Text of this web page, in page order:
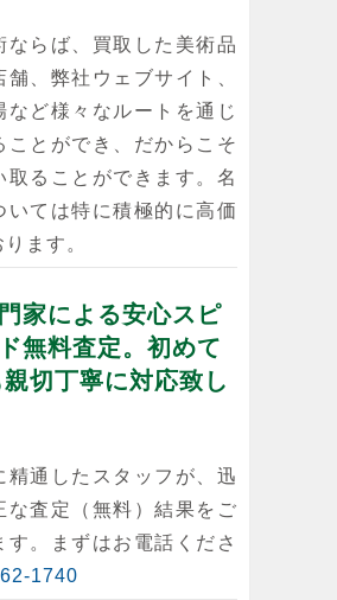
ならば、買取した美術品
舗、弊社ウェブサイト、
など様々なルートを通じ
ことができ、だからこそ
取ることができます。名
いては特に積極的に高価
ます。
家による安心スピ
無料査定。初めて
切丁寧に対応致し
精通したスタッフが、迅
な査定（無料）結果をご
す。まずはお電話くださ
1740